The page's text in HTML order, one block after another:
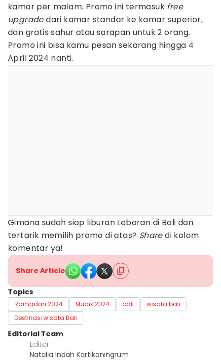
kamar per malam. Promo ini termasuk free
upgradedari kamar standar ke kamar superior,
dan gratis sahur atau sarapan untuk 2 orang.
Promo ini bisa kamu pesan sekarang hingga 4
April 2024 nanti.
Gimana sudah siap liburan Lebaran di Bali dan
tertarik memilih promo di atas? Sharedi kolom
komentar ya!
Share Article
Topics
Ramadan 2024 Mudik 2024 bali
wisata bali
Destinasi wisata Bali
Editorial Team
Editor
Natalia Indah Kartikaningrum